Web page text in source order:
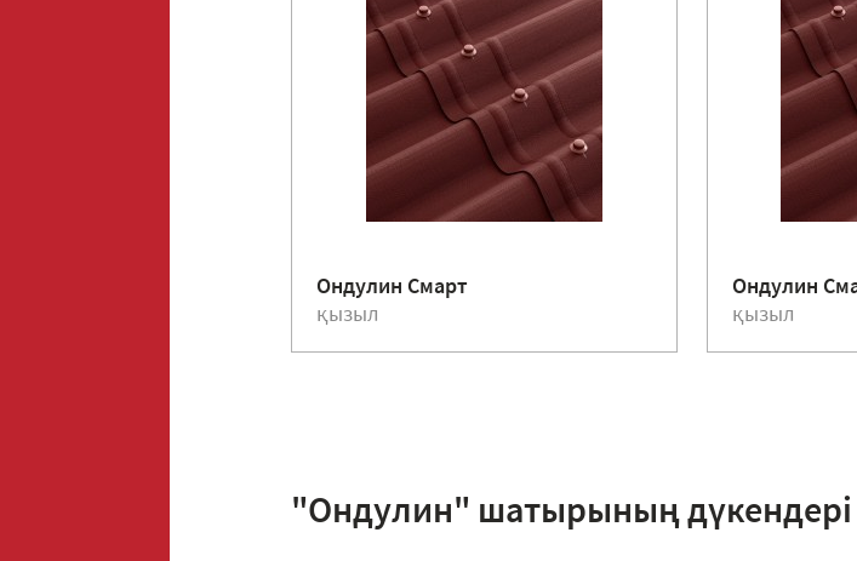
Ондулин Смарт
қызыл
Ондулин
қызыл
"Ондулин" шатырының дүкендері